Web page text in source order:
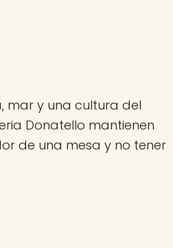
mar y una cultura del
Donatello mantienen
de una mesa y no tener